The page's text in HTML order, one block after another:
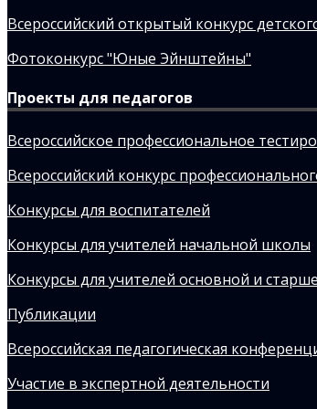
Всероссийский открытый конкурс
Фотоконкурс "Юные Эйнштейны"
Проекты для педагогов
Всероссийское профессиональное
Всероссийский конкурс
Конкурсы для воспитателей
Конкурсы для учителей начальной школы
Конкурсы для учителей основной и
Публикации
Всероссийская педагогическая
Участие в экспертной деятельности